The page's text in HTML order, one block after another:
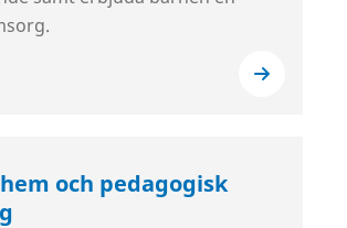
och pedagogisk